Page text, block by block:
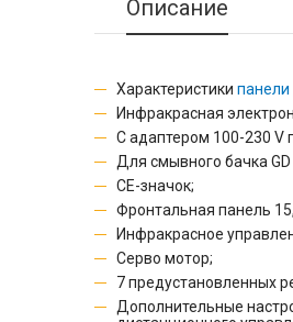
Описание
Характеристики панели
Инфракрасная
С адаптером 100-230 V
Для смывного бачка
CE-значок;
Фронтальная панель
Инфракрасное
Серво мотор;
7 предустановленных
Дополнительные